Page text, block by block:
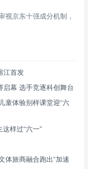
视京东十强成分机制，
江首发
启幕 选手竞逐科创舞台
童体验别样课堂迎“六
样过“六一”
体旅商融合跑出“加速